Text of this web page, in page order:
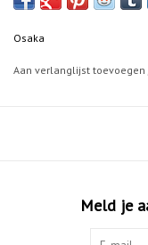
Osaka
Aan verlanglijst toevoegen
Meld je